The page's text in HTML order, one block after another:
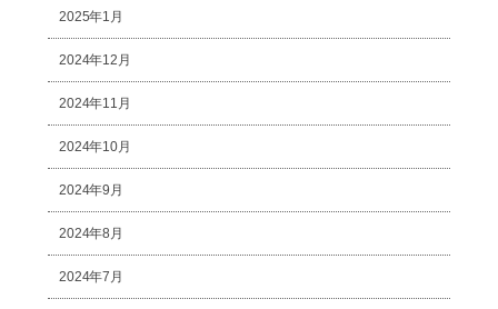
2025年1月
2024年12月
2024年11月
2024年10月
2024年9月
2024年8月
2024年7月